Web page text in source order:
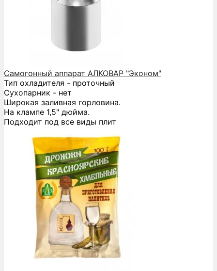
Самогонный аппарат АЛКОВАР "Эконом"
Тип охладителя - проточный
Сухопарник - нет
Широкая заливная горловина.
На клампе 1,5" дюйма.
Подходит под все виды плит